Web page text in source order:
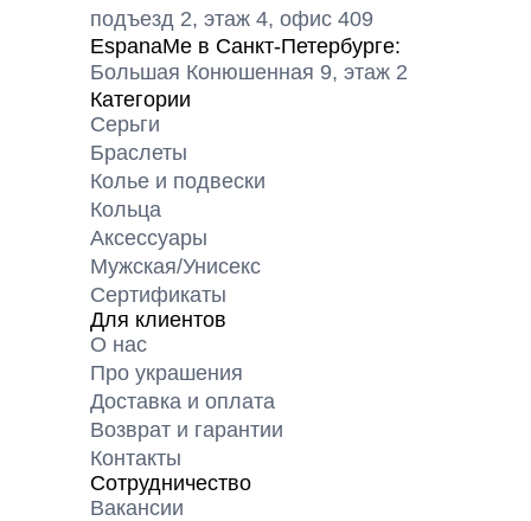
подъезд 2, этаж 4, офис 409
EspanaMe в Санкт-Петербурге:
Большая Конюшенная 9, этаж 2
Категории
Серьги
Браслеты
Колье и подвески
Кольца
Аксессуары
Мужская/Унисекс
Сертификаты
Для клиентов
О нас
Про украшения
Доставка и оплата
Возврат и гарантии
Контакты
Сотрудничество
Вакансии